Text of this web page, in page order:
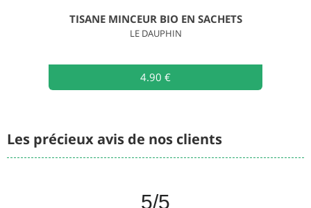
TISANE MINCEUR BIO EN SACHETS
LE DAUPHIN
4.90 €
Les précieux avis de nos clients
5/5